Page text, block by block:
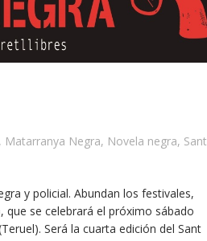
, Matarranya Negra, Novela negra, Sant
y policial. Abundan los festivales,
se celebrará el próximo sábado
Será la cuarta edición del Sant